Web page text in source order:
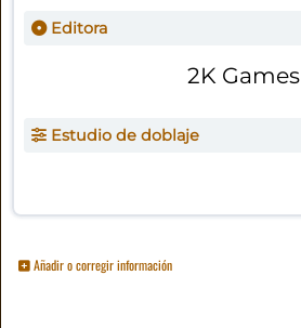
Editora
2K Games
Estudio de doblaje
Añadir o corregir información